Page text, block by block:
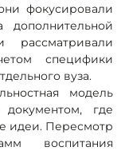
фокусировали
рассматривали
специфики
вуза.
модель
где
идеи. Пересмотр
воспитания